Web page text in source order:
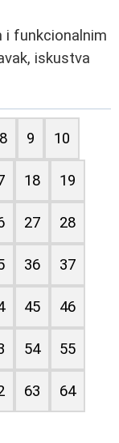
i funkcionalnim
iskustva
8 9 10
18 19
27 28
36 37
45 46
54 55
63 64